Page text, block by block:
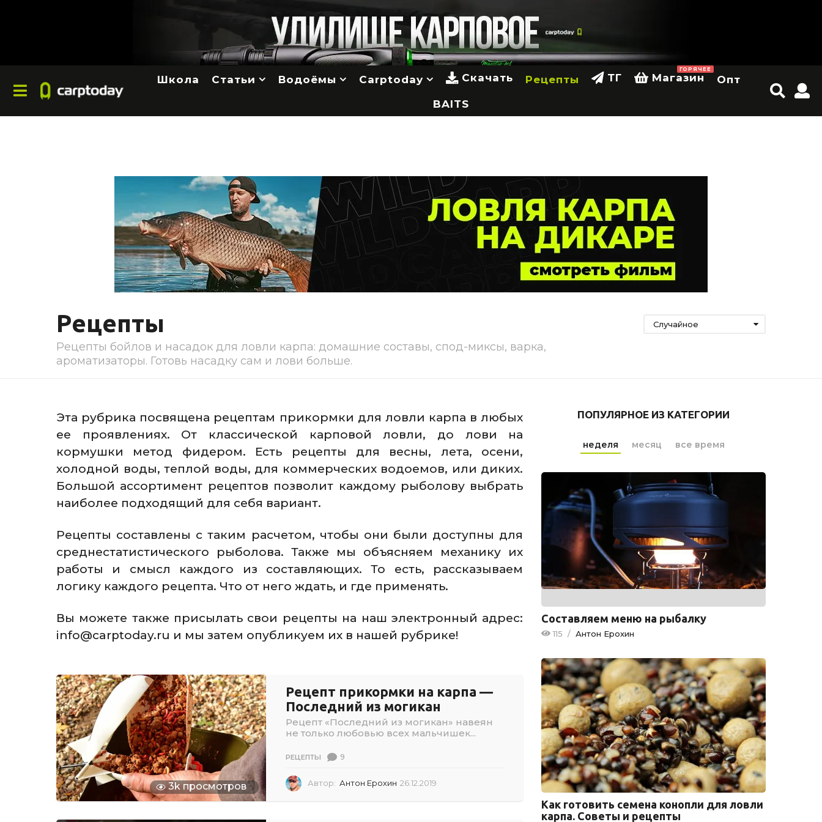
Школа Статьи Водоёмы Carptoday Скачать Рецепты ТГ Магазин
ГОРЯЧЕЕ
Опт
BAITS
Рецепты
Рецепты бойлов и насадок для ловли карпа: домашние составы, спод-миксы, варка,
ароматизаторы. Готовь насадку сам и лови больше.
Случайное
Эта рубрика посвящена рецептам прикормки для ловли карпа в любых
ее проявлениях. От классической карповой ловли, до лови на
кормушки метод фидером. Есть рецепты для весны, лета, осени,
холодной воды, теплой воды, для коммерческих водоемов, или диких.
Большой ассортимент рецептов позволит каждому рыболову выбрать
наиболее подходящий для себя вариант.
Рецепты составлены с таким расчетом, чтобы они были доступны для
среднестатистического рыболова. Также мы объясняем механику их
работы и смысл каждого из составляющих. То есть, рассказываем
логику каждого рецепта. Что от него ждать, и где применять.
Вы можете также присылать свои рецепты на наш электронный адрес:
info@carptoday.ru и мы затем опубликуем их в нашей рубрике!
3k просмотров
Рецепт прикормки на карпа —
Последний из могикан
Рецепт «Последний из могикан» навеян
не только любовью всех мальчишек...
РЕЦЕПТЫ 9
Автор: Антон Ерохин 26.12.2019
ПОПУЛЯРНОЕ ИЗ КАТЕГОРИИ
неделя месяц все время
Составляем меню на рыбалку
115 /Антон Ерохин
Как готовить семена конопли для ловли
карпа. Советы и рецепты